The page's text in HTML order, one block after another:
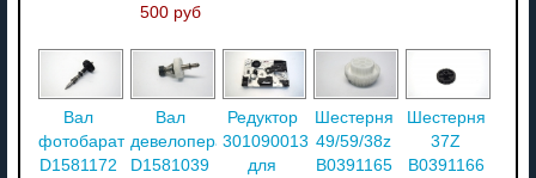
500 руб
Вал
фотобаратана
D1581172
Вал
девелопера
D1581039
Редуктор
3010900130
для
Шестерня
49/59/38z
B0391165
Шестерня
37Z
B0391166